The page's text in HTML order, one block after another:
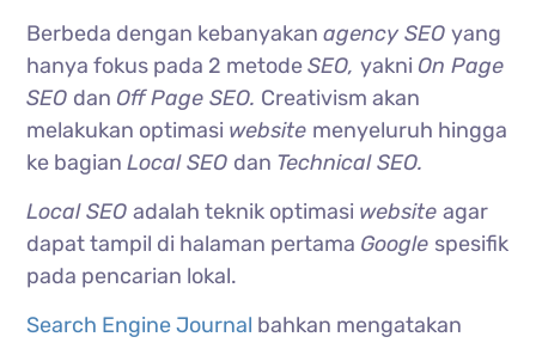
Berbeda dengan kebanyakanagency SEOyang
hanya fokus pada 2 metodeSEO,yakni On Page
SEO dan Off Page SEO. Creativism akan
melakukan optimasi website menyeluruh hingga
ke bagianLocal SEO dan Technical SEO.
Local SEOadalah teknik optimasi websiteagar
dapat tampil di halaman pertama Google spesifik
pada pencarian lokal.
Search Engine Journal bahkan mengatakan